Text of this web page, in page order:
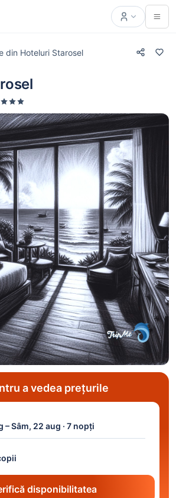
a vedea prețurile
– Sâm, 22 aug · 7 nopți
disponibilitatea
din Hoteluri Starosel